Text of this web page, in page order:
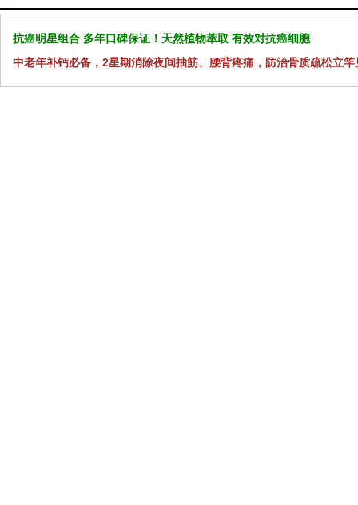
抗癌明星组合 多年口碑保证！天然植物萃取 有效对抗癌细胞
中老年补钙必备，2星期消除夜间抽筋、腰背疼痛，防治骨质疏松立竿